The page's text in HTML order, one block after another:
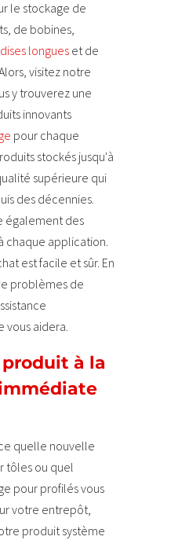
le stockage de
de bobines,
longueset de
visitez notre
y trouverez une
innovants
pour chaque
stockés jusqu'à
supérieure qui
des décennies.
également des
chaque application.
est facile et sûr. En
problèmes de
vous aidera.
à la
quelle nouvelle
tôles ou quel
pour profilés vous
votre entrepôt,
produit système